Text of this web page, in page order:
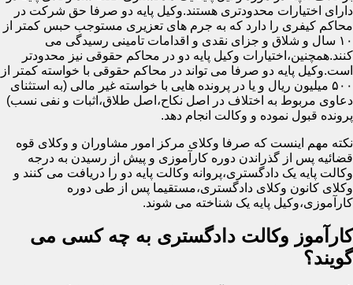
دارای اختیارات محدودتری هستند.وکیل پایه دو صرفا حق شرکت در
محاکم کیفری را دارد که به جرم های تعزیری مستوجب حبس کمتر از
۱۰ سال و شلاق و جزای نقدی و اقدامات تامینی رسیدگی می
کنند.همچنین،اختیارات وکیل پایه دو در محاکم حقوقی نیز محدودتر
است.وکیل پایه دو صرفا می تواند در محاکم حقوقی با خواسته کمتر از
۵۰۰ میلیون ریال و یا در پرونده هایی با خواسته غیر مالی (به استثنای
دعاوی مربوط به اختلاف در اصل نکاح،اصل طلاق،اثبات و نفی نسب)
پرونده قبول نموده و وکالت انجام دهد.
نکته مهم اینست که صرفا وکلای مرکز امور مشاوران و وکلای قوه
قضائیه پس از گذراندن دوره کارآموزی و پیش از رسیدن به درجه
وکالت پایه یک دادگستری،پروانه وکالت پایه دو را دریافت می کنند و
وکلای کانون وکلای دادگستری،مستقیما پس از طی دوره
کارآموزی،وکیل پایه یک شناخته می شوند.
کارآموز وکالت دادگستری به چه کسی می
گویند؟